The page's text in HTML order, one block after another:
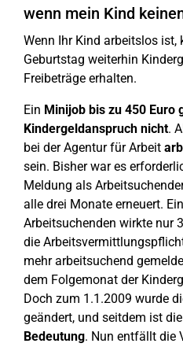
wenn mein Kind
Wenn Ihr Kind arbeitslos ist,
Geburtstag weiterhin
Freibeträge erhalten.
Ein Minijob bis zu 450 Euro
Kindergeldanspruch nicht.
bei der Agentur für Arbeit
sein. Bisher war es
Meldung als
alle drei Monate erneuert.
Arbeitsuchenden wirkte nur
die
mehr arbeitsuchend
dem Folgemonat der
Doch zum 1.1.2009 wurde
geändert, und seitdem ist die
Bedeutung. Nun entfällt die